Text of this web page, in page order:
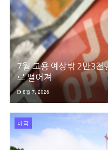
7월 고용 예상밖 2만3
로 떨어져
8월 7, 2026
미국